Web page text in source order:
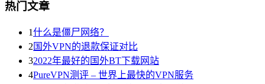
热门文章
1什么是僵尸网络？
2国外VPN的退款保证对比
32022年最好的国外BT下载网站
4PureVPN测评 – 世界上最快的VPN服务